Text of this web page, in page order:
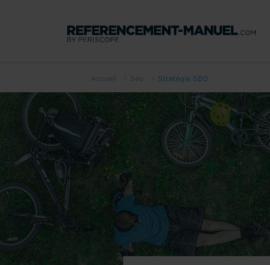
Accueil Stratégie SEO